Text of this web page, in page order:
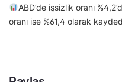
ABD’de işsizlik oranı
oranı ise %61,4 olarak